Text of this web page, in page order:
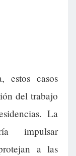
estos casos
del trabajo
La
impulsar
a las